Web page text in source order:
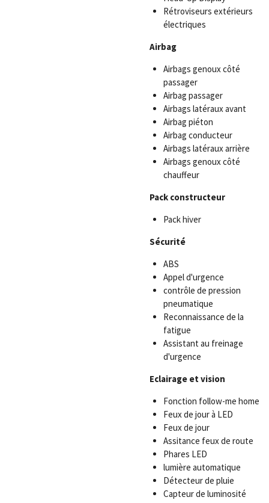
Rétroviseurs extérieurs
électriques
Airbag
Airbags genoux côté
passager
Airbag passager
Airbags latéraux avant
Airbag piéton
Airbag conducteur
Airbags latéraux arrière
Airbags genoux côté
chauffeur
Pack constructeur
Pack hiver
Sécurité
ABS
Appel d'urgence
contrôle de pression
pneumatique
Reconnaissance de la
fatigue
Assistant au freinage
d'urgence
Eclairage et vision
Fonction follow-me home
Feux de jour à LED
Feux de jour
Assitance feux de route
Phares LED
lumière automatique
Détecteur de pluie
Capteur de luminosité